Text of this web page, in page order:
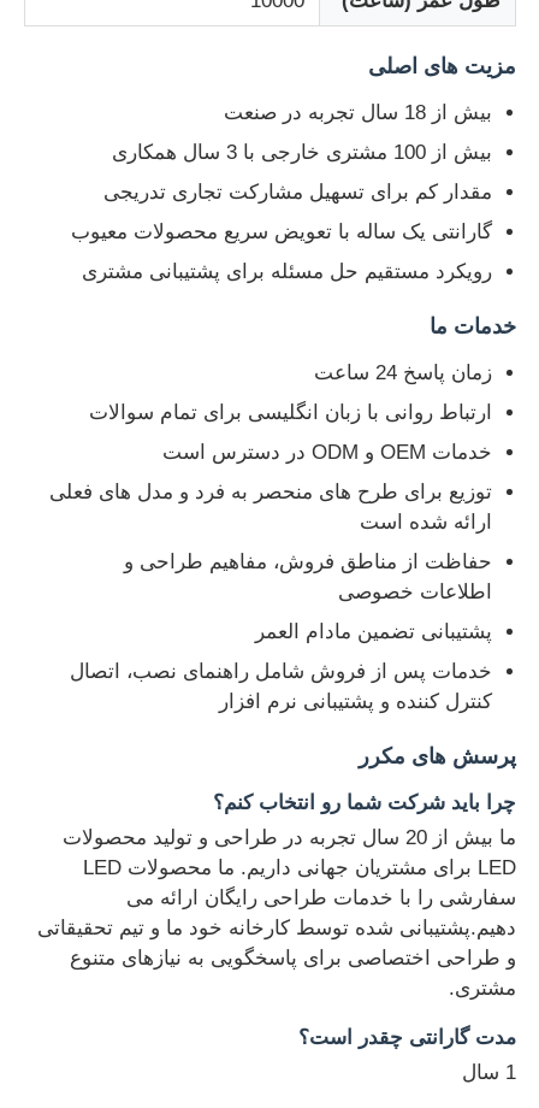
صفحه نمایش مش LED
صفحه نمایش فیلم شفاف
صفحه نمایش LED شفاف
صفحه نمایش LED هولوگرافی
صفحه مشبک LED
صفحه نمایش شفاف
مزیت های اصلی
بیش از 18 سال تجربه در صنعت
بیش از 100 مشتری خارجی با 3 سال همکاری
مقدار کم برای تسهیل مشارکت تجاری تدریجی
گارانتی یک ساله با تعویض سریع محصولات معیوب
رویکرد مستقیم حل مسئله برای پشتیبانی مشتری
خدمات ما
زمان پاسخ 24 ساعت
ارتباط روانی با زبان انگلیسی برای تمام سوالات
خدمات OEM و ODM در دسترس است
توزیع برای طرح های منحصر به فرد و مدل های فعلی
ارائه شده است
حفاظت از مناطق فروش، مفاهیم طراحی و
اطلاعات خصوصی
پشتیبانی تضمین مادام العمر
خدمات پس از فروش شامل راهنمای نصب، اتصال
کنترل کننده و پشتیبانی نرم افزار
پرسش های مکرر
چرا بايد شرکت شما رو انتخاب کنم؟
ما بیش از 20 سال تجربه در طراحی و تولید محصولات
LED برای مشتریان جهانی داریم. ما محصولات LED
سفارشی را با خدمات طراحی رایگان ارائه می
دهیم.پشتیبانی شده توسط کارخانه خود ما و تیم تحقیقاتی
و طراحی اختصاصی برای پاسخگویی به نیازهای متنوع
مشتری.
مدت گارانتی چقدر است؟
1 سال